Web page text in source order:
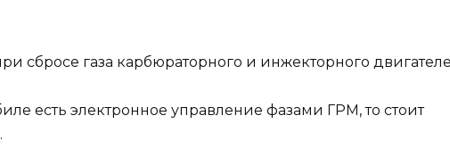
есть электронное управление фазами ГРМ, то стоит